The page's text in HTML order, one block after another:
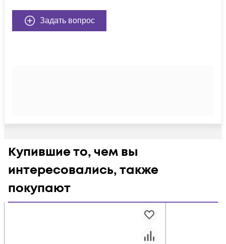
Задать вопрос
Купившие то, чем вы
интересовались, также
покупают